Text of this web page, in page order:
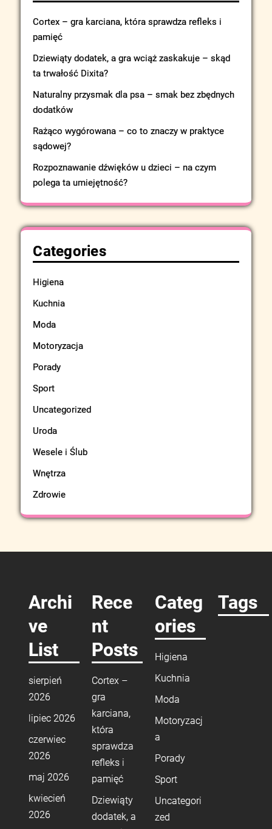
Cortex – gra karciana, która sprawdza refleks i
pamięć
Dziewiąty dodatek, a gra wciąż zaskakuje – skąd
ta trwałość Dixita?
Naturalny przysmak dla psa – smak bez zbędnych
dodatków
Rażąco wygórowana – co to znaczy w praktyce
sądowej?
Rozpoznawanie dźwięków u dzieci – na czym
polega ta umiejętność?
Categories
Higiena
Kuchnia
Moda
Motoryzacja
Porady
Sport
Uncategorized
Uroda
Wesele i Ślub
Wnętrza
Zdrowie
Archi
ve
List
sierpień
2026
lipiec 2026
czerwiec
2026
maj 2026
kwiecień
2026
Rece
nt
Posts
Cortex –
gra
karciana,
która
sprawdza
refleks i
pamięć
Dziewiąty
dodatek, a
Categ
ories
Higiena
Kuchnia
Moda
Motoryzacj
a
Porady
Sport
Uncategori
zed
Tags